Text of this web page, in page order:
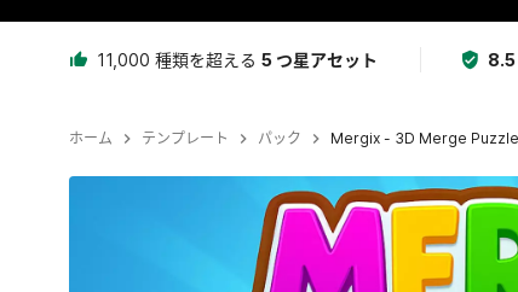
11,000 種類を超える 5 つ星アセット 8.5
ホーム テンプレート パック Mergix - 3D Merge